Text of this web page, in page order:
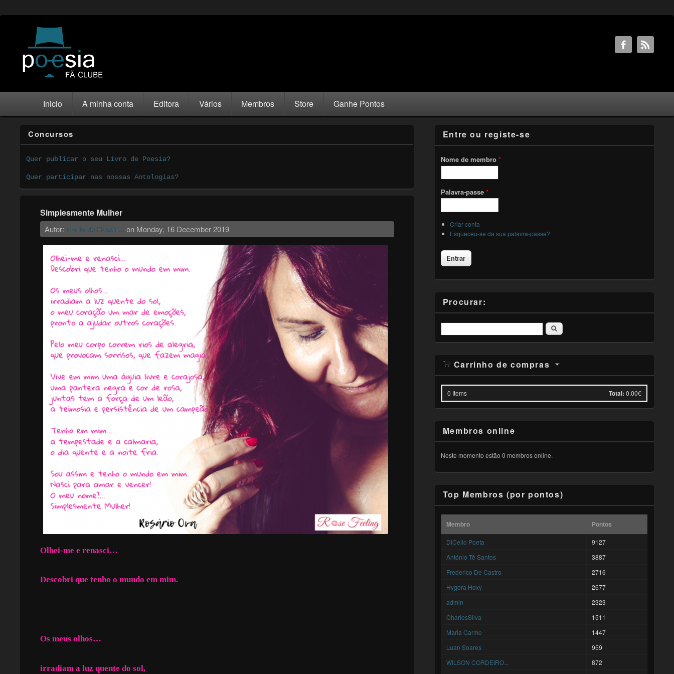
Inicio A minha conta Editora Vários Membros Store Ganhe Pontos
Concursos
Quer publicar o seu Livro de Poesia?
Quer participar nas nossas Antologias?
Simplesmente Mulher
Autor: Maria do Rosári... on Monday, 16 December 2019
Olhei-me e renasci…
Descobri que tenho o mundo em mim.
Os meus olhos…
irradiam a luz quente do sol,
Entre ou registe-se
Nome de membro *
Palavra-passe *
Criar conta
Esqueceu-se da sua palavra-passe?
Procurar:
Pesquisar
Carrinho de compras
0 Items Total: 0.00€
Membros online
Neste momento estão 0 membros online.
Top Membros (por pontos)
Membro Pontos
DiCello Poeta
9127
António Tê Santos
3887
Frederico De Castro
2716
Hygora Hoxy
2677
admin
2323
CharlesSilva
1511
Maria Carmo
1447
Luan Soares
959
WILSON CORDEIRO...
872